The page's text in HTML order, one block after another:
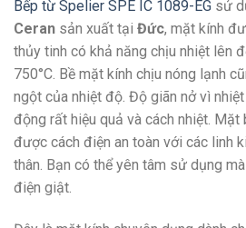
Bếp từ Spelier SPE IC 1089-EG sử
Ceran sản xuất tại Đức, mặt kính
thủy tinh có khả năng chịu nhiệt lên
750°C. Bề mặt kính chịu nóng lạnh
ngột của nhiệt độ. Độ giãn nở vì
động rất hiệu quả và cách nhiệt. Mặt
được cách điện an toàn với các linh
thân. Bạn có thể yên tâm sử dụng
điện giật.